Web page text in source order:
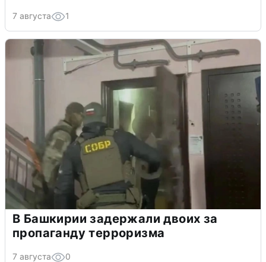
7 августа 1
В Башкирии задержали двоих за
пропаганду терроризма
7 августа 0